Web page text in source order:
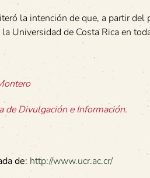
la intención de que, a partir
Universidad de Costa Rica en
de Divulgación e Información.
de: http://www.ucr.ac.cr/